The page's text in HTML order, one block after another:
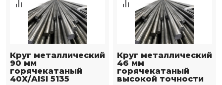
Круг металлический
90 мм
горячекатаный
40Х/AISI 5135
Круг металлический
46 мм
горячекатаный
высокой точности